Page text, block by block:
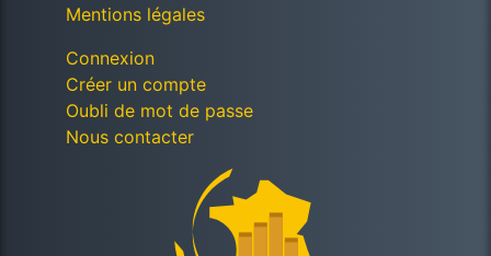
Mentions légales
Connexion
Créer un compte
Oubli de mot de passe
Nous contacter